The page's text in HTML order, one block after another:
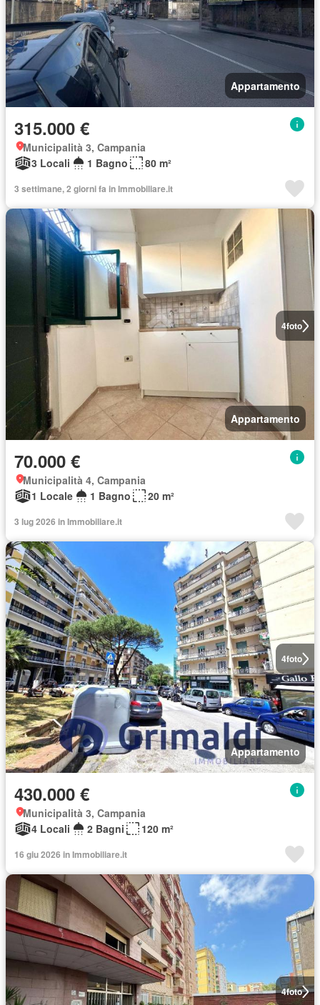
Appartamento
315.000 €
Municipalità 3, Campania
3 Locali
1 Bagno 80 m²
3 settimane, 2 giorni fa in Immobiliare.it
4foto
Appartamento
70.000 €
Municipalità 4, Campania
1 Locale
1 Bagno 20 m²
3 lug 2026 in Immobiliare.it
4foto
Appartamento
430.000 €
Municipalità 3, Campania
4 Locali
2 Bagni 120 m²
16 giu 2026 in Immobiliare.it
4foto